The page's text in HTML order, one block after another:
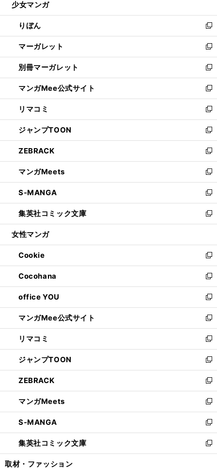
開
く
ウ
で
開
く
ン
ド
ウ
で
開
く
ウ
ィ
ン
ド
ウ
で
開
く
少女マンガ
りぼん
新
し
い
ウ
ィ
ン
ド
ウ
で
開
く
マーガレット
新
し
い
ウ
ィ
ン
ド
ウ
で
開
く
別冊マーガレット
新
し
い
ウ
ィ
ン
ド
ウ
で
開
く
マンガMee公式サイト
新
し
い
ウ
ィ
ン
ド
ウ
で
開
く
リマコミ
新
し
い
ウ
ィ
ン
ド
ウ
で
開
く
ジャンプTOON
新
し
い
ウ
ィ
ン
ド
ウ
で
開
ZEBRACK
新
し
い
ウ
ィ
ン
ド
ウ
開
く
マンガMeets
新
し
い
ウ
ィ
ン
ウ
で
開
く
S-MANGA
新
し
い
ウ
ン
ド
ウ
で
開
く
集英社コミック文庫
新
し
ウ
ィ
ン
ド
ウ
で
開
く
女性マンガ
Cookie
新
し
い
ウ
ィ
ン
ド
ウ
で
開
く
Cocohana
新
し
い
ウ
ィ
ン
ド
ウ
で
開
く
office YOU
新
し
い
ウ
ィ
ン
ド
ウ
で
開
く
マンガMee公式サイト
新
し
い
ウ
ィ
ン
ド
ウ
で
開
く
リマコミ
新
し
い
ウ
ィ
ン
ド
ウ
で
開
く
ジャンプTOON
新
し
い
ウ
ィ
ン
ド
ウ
で
開
ZEBRACK
新
し
い
ウ
ィ
ン
ド
ウ
マンガMeets
新
し
い
ウ
ィ
ン
S-MANGA
新
し
い
ウ
集英社コミック文庫
新
し
取材・ファッション